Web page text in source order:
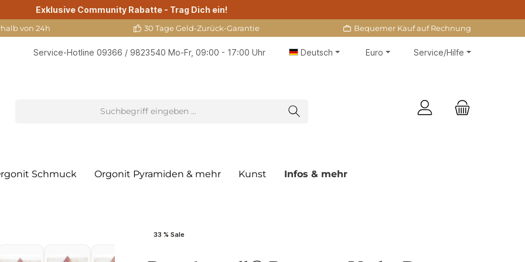
Exklusive Community Rabatte - Trag Dich ein!
von 24h 30 Tage Geld-Zurück-Garantie Bequemer Kauf auf Rechnung
Service-Hotline 09366 / 9823540 Mo-Fr, 09:00 - 17:00 Uhr Deutsch Euro Service/Hilfe
Schmuck Orgonit Pyramiden & mehr Kunst Infos & mehr
33 % Sale